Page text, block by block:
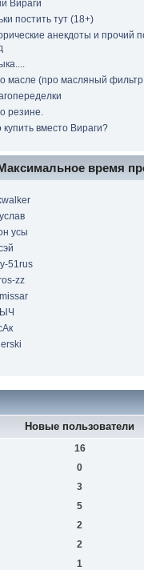
Вираги
постить тут (18+)
анекдоты и прочий
масле (про масляный фильтр
резине.
купить вместо Вираги?
время
усы
51rus
zz
Новые пользователи
16
0
3
5
2
2
1